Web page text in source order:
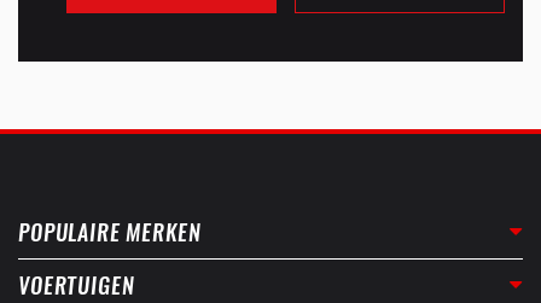
POPULAIRE MERKEN
VOERTUIGEN